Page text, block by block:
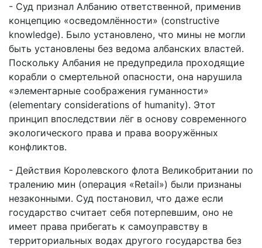
- Суд признал Албанию ответственной, применив
концепцию «осведомлённости» (constructive
knowledge). Было установлено, что мины не могли
быть установлены без ведома албанских властей.
Поскольку Албания не предупредила проходящие
корабли о смертельной опасности, она нарушила
«элементарные соображения гуманности»
(elementary considerations of humanity). Этот
принцип впоследствии лёг в основу современного
экологического права и права вооружённых
конфликтов.
- Действия Королевского флота Великобритании по
тралению мин (операция «Retail») были признаны
незаконными. Суд постановил, что даже если
государство считает себя потерпевшим, оно не
имеет права прибегать к самоуправству в
территориальных водах другого государства без